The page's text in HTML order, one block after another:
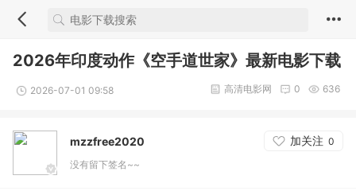
2026年印度动作《空手道世家》最新电影下载
2026-07-01 09:58 636
0
高清电影网
mzzfree2020 加关注 0
没有留下签名~~